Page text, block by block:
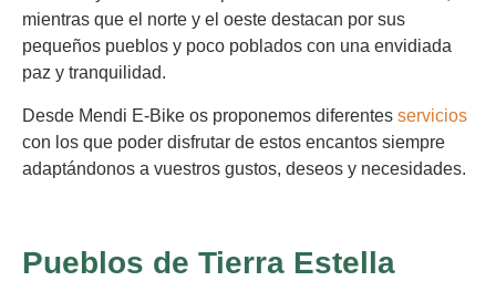
mientras que el norte y el oeste destacan por sus
pequeños pueblos y poco poblados con una envidiada
paz y tranquilidad.
Desde Mendi E-Bike os proponemos diferentes servicios
con los que poder disfrutar de estos encantos siempre
adaptándonos a vuestros gustos, deseos y necesidades.
Pueblos de Tierra Estella